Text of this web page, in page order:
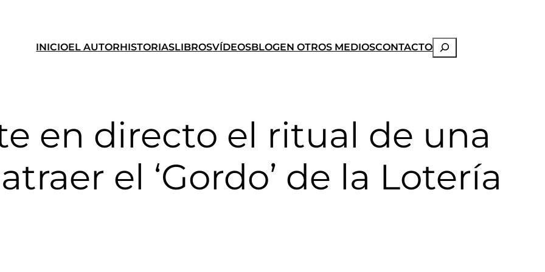
INICIOEL AUTORHISTORIASLIBROSVÍDEOSBLOGEN OTROS MEDIOSCONTACTOBuscar
en directo el ritual de una
el ‘Gordo’ de la Lotería